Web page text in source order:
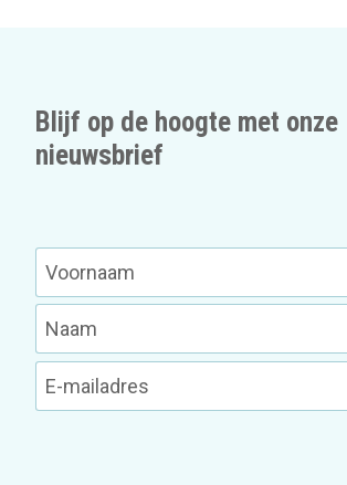
Blijf op de hoogte met onze
nieuwsbrief